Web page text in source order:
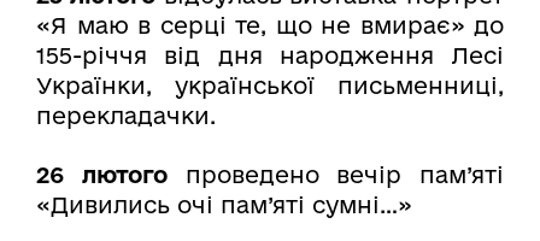
«Я маю в серці те, що не вмирає» до
155-річчя від дня народження Лесі
Українки, української письменниці,
перекладачки.
26 лютогопроведено вечір пам’яті
«Дивились очі пам’яті сумні…»